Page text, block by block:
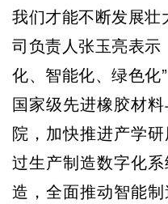
我们才能不断发展壮
司负责人张玉亮表示
化、智能化、绿色化
国家级先进橡胶材
院，加快推进产学
过生产制造数字化
造，全面推动智能